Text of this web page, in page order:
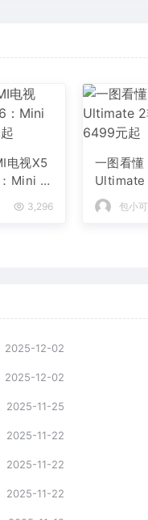
电视X5
Mini L
3,296
一图看懂
Ultimate
布 6499
包小可
2025-12-02
2025-12-02
2025-11-25
2025-11-22
2025-11-22
2025-11-22